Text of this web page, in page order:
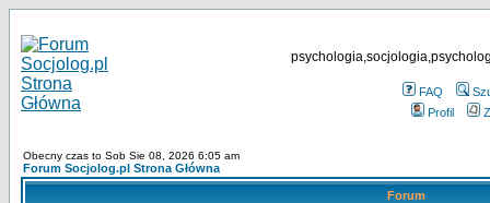
FAQ
Profil
Obecny czas to Sob Sie 08, 2026 6:05 am
Forum Socjolog.pl Strona Główna
Forum